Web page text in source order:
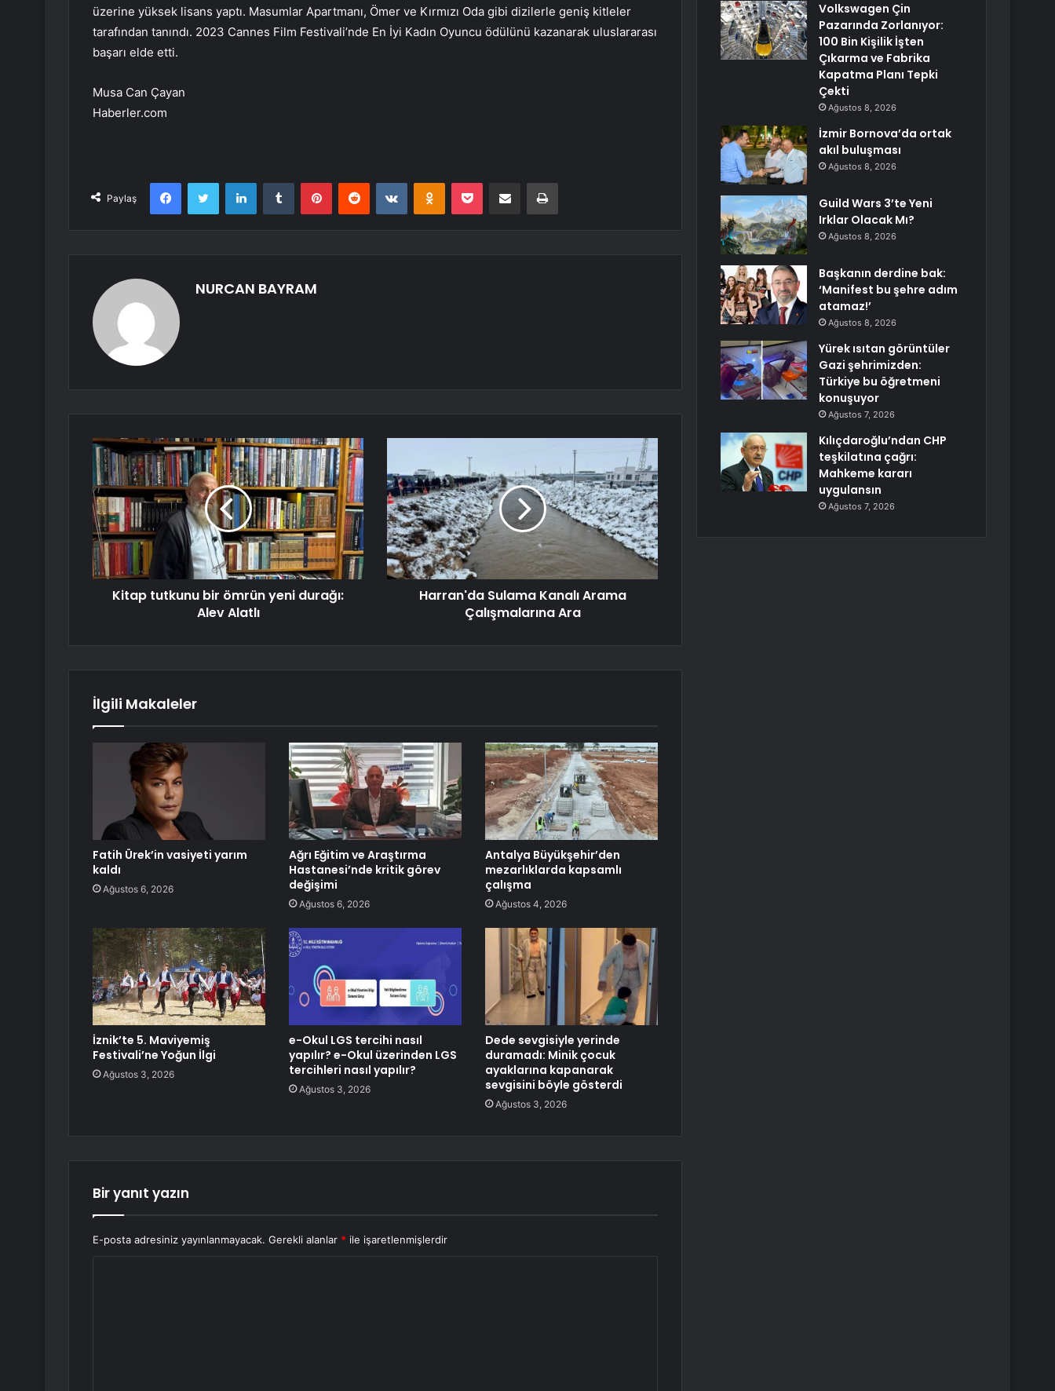
üzerine yüksek lisans yaptı. Masumlar Apartmanı, Ömer ve Kırmızı Oda gibi dizilerle geniş kitleler
tarafından tanındı. 2023 Cannes Film Festivali’nde En İyi Kadın Oyuncu ödülünü kazanarak uluslararası
başarı elde etti.
Musa Can Çayan
Haberler.com
Paylaş
FacebookTwitter LinkedInTumblr PinterestReddit VKontakteOdnoklassniki
Pocket E-Posta ile paylaş Yazdır
NURCAN BAYRAM
Kitap tutkunu bir ömrün yeni durağı:
Alev Alatlı
Harran'da Sulama Kanalı Arama
Çalışmalarına Ara
İlgili Makaleler
Fatih Ürek’in vasiyeti yarım
kaldı
Ağustos 6, 2026
Ağrı Eğitim ve Araştırma
Hastanesi’nde kritik görev
değişimi
Ağustos 6, 2026
Antalya Büyükşehir’den
mezarlıklarda kapsamlı
çalışma
Ağustos 4, 2026
İznik’te 5. Maviyemiş
Festivali’ne Yoğun İlgi
Ağustos 3, 2026
e-Okul LGS tercihi nasıl
yapılır? e-Okul üzerinden LGS
tercihleri nasıl yapılır?
Ağustos 3, 2026
Dede sevgisiyle yerinde
duramadı: Minik çocuk
ayaklarına kapanarak
sevgisini böyle gösterdi
Ağustos 3, 2026
Bir yanıt yazın
E-posta adresiniz yayınlanmayacak. Gerekli alanlar * ile işaretlenmişlerdir
Volkswagen Çin
Pazarında Zorlanıyor:
100 Bin Kişilik İşten
Çıkarma ve Fabrika
Kapatma Planı Tepki
Çekti
Ağustos 8, 2026
İzmir Bornova’da ortak
akıl buluşması
Ağustos 8, 2026
Guild Wars 3’te Yeni
Irklar Olacak Mı?
Ağustos 8, 2026
Başkanın derdine bak:
‘Manifest bu şehre adım
atamaz!’
Ağustos 8, 2026
Yürek ısıtan görüntüler
Gazi şehrimizden:
Türkiye bu öğretmeni
konuşuyor
Ağustos 7, 2026
Kılıçdaroğlu’ndan CHP
teşkilatına çağrı:
Mahkeme kararı
uygulansın
Ağustos 7, 2026